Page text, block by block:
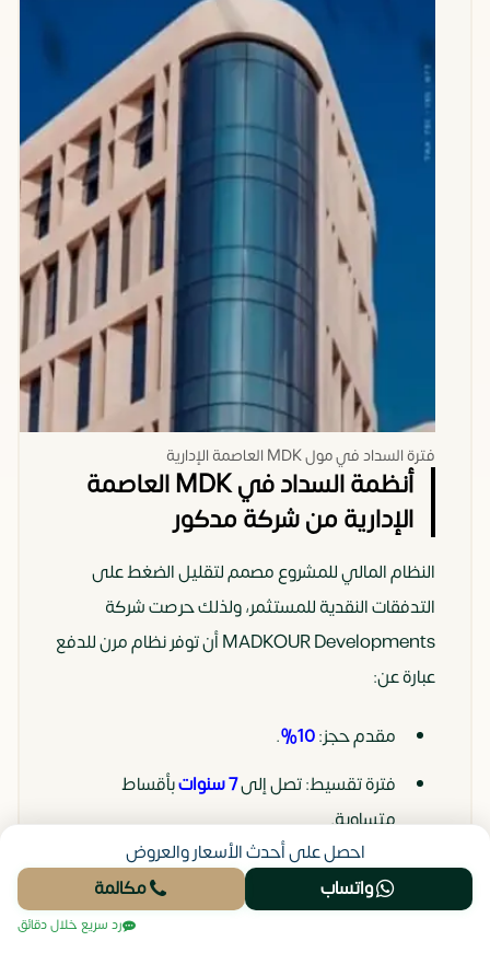
فترة السداد في مول MDK العاصمة الإدارية
أنظمة السداد في MDK العاصمة
الإدارية من شركة مدكور
النظام المالي للمشروع مصمم لتقليل الضغط على
التدفقات النقدية للمستثمر، ولذلك حرصت شركة
MADKOUR Developments أن توفر نظام مرن للدفع
عبارة عن:
مقدم حجز:10%
.
فترة تقسيط: تصل إلى7 سنوات
بأقساط
متساوية.
تحليل المستشار العقاري:
هذا النظام يعتبر “فرصة
ذهبية” لأنك ستبدأ في دفع الأقساط بينما وحدتك قيد
احصل على أحدث الأسعار والعروض
واتساب
مكالمة
رد سريع خلال دقائق